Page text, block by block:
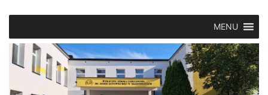
MENU